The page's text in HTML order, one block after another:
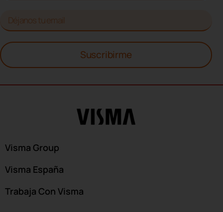
Suscribirme
Visma Group
Visma España
Trabaja Con Visma